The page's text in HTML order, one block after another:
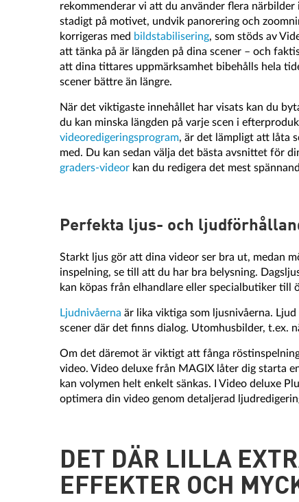
rekommenderar vi att du använder flera
stadigt på motivet, undvik panorering och
korrigeras med bildstabilisering, som stöds av
att tänka på är längden på dina scener – och
att dina tittares uppmärksamhet bibehålls hela
scener bättre än längre.
När det viktigaste innehållet har visats kan du
du kan minska längden på varje scen i
videoredigeringsprogram, är det lämpligt att låta
med. Du kan sedan välja det bästa avsnittet för
graders-videor kan du redigera det mest
Perfekta ljus- och
Starkt ljus gör att dina videor ser bra ut, medan
inspelning, se till att du har bra belysning.
kan köpas från elhandlare eller specialbutiker till
Ljudnivåerna är lika viktiga som ljusnivåerna.
scener där det finns dialog. Utomhusbilder, t.ex.
Om det däremot är viktigt att fånga
video. Video deluxe från MAGIX låter dig starta
kan volymen helt enkelt sänkas. I Video deluxe
optimera din video genom detaljerad
DET DÄR LILLA
EFFEKTER OCH